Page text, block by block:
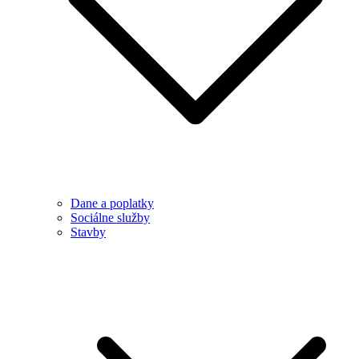
Dane a poplatky
Sociálne služby
Stavby